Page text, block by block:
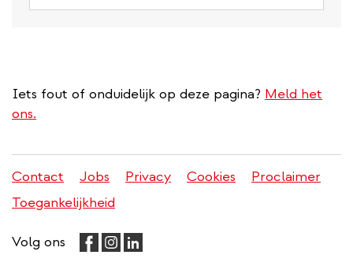
Iets fout of onduidelijk op deze pagina? Meld het
ons.
Juridisch
menu
Contact Jobs Privacy Cookies
Proclaimer
Toegankelijkheid
Volg ons